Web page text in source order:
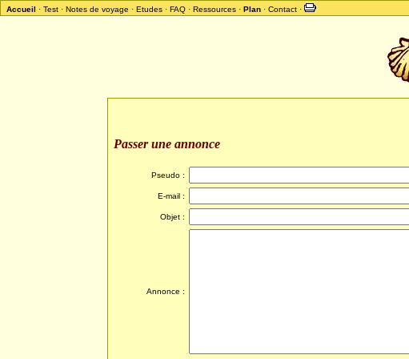
Accueil · Test· Notes de voyage · Etudes· FAQ· Ressources· Plan· Contact·
Passer une annonce
Pseudo :
E-mail :
Objet :
Annonce :